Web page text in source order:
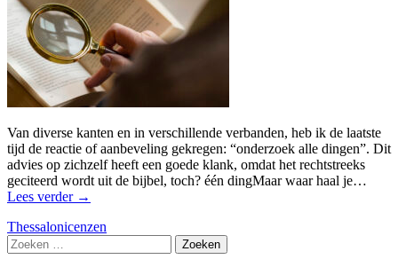
Van diverse kanten en in verschillende verbanden, heb ik de laatste
tijd de reactie of aanbeveling gekregen: “onderzoek alle dingen”. Dit
advies op zichzelf heeft een goede klank, omdat het rechtstreeks
geciteerd wordt uit de bijbel, toch? één dingMaar waar haal je…
Lees verder →
Thessalonicenzen
Zoeken
naar: